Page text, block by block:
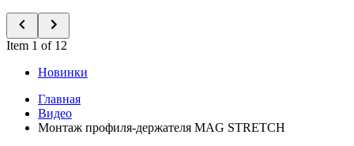
Item 1 of 12
Новинки
Главная
Видео
Монтаж профиля-держателя MAG STRETCH